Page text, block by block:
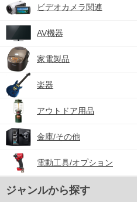
ビデオカメラ関連
AV機器
家電製品
楽器
アウトドア用品
金庫/その他
電動工具/オプション
ジャンルから探す